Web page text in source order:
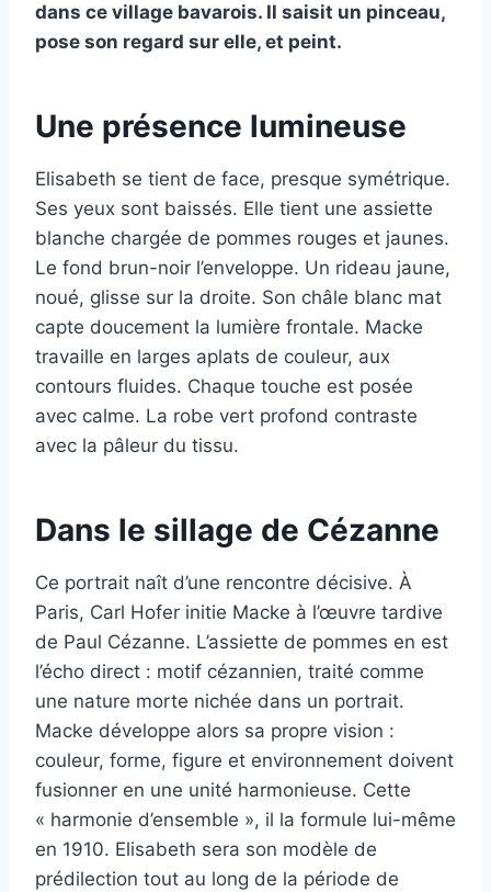
dans ce village bavarois. Il saisit un pinceau,
pose son regard sur elle, et peint.
Une présence lumineuse
Elisabeth se tient de face, presque symétrique.
Ses yeux sont baissés. Elle tient une assiette
blanche chargée de pommes rouges et jaunes.
Le fond brun-noir l’enveloppe. Un rideau jaune,
noué, glisse sur la droite. Son châle blanc mat
capte doucement la lumière frontale. Macke
travaille en larges aplats de couleur, aux
contours fluides. Chaque touche est posée
avec calme. La robe vert profond contraste
avec la pâleur du tissu.
Dans le sillage de Cézanne
Ce portrait naît d’une rencontre décisive. À
Paris, Carl Hofer initie Macke à l’œuvre tardive
de Paul Cézanne. L’assiette de pommes en est
l’écho direct : motif cézannien, traité comme
une nature morte nichée dans un portrait.
Macke développe alors sa propre vision :
couleur, forme, figure et environnement doivent
fusionner en une unité harmonieuse. Cette
« harmonie d’ensemble », il la formule lui-même
en 1910. Elisabeth sera son modèle de
prédilection tout au long de la période de